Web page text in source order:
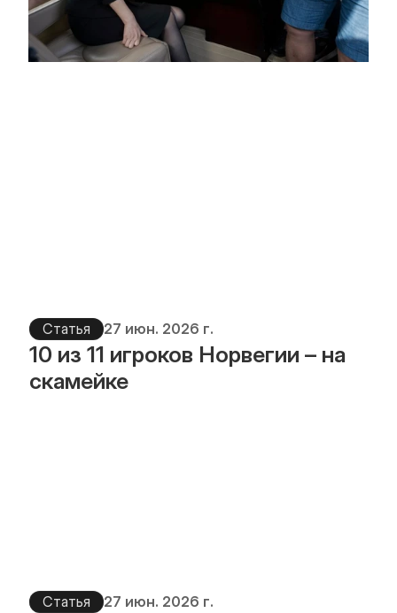
Статья 27 июн. 2026 г.
10 из 11 игроков Норвегии – на
скамейке
Статья 27 июн. 2026 г.